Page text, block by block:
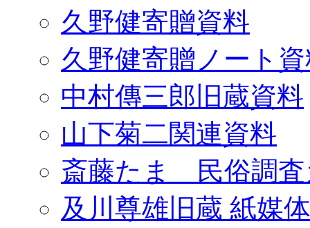
久野健寄贈資料
久野健寄贈ノート
中村傳三郎旧蔵資料
山下菊二関連資料
斎藤たま 民俗調査
及川尊雄旧蔵 紙媒